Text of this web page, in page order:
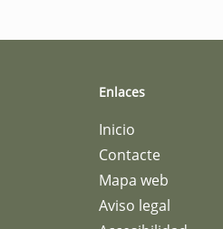
Enlaces
Inicio
Contacte
Mapa web
Aviso legal